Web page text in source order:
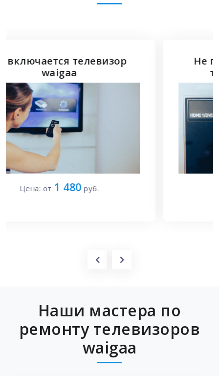
Не подключается HDMI к
телевизору waigaa
Цена: от
Наши мастера по
ремонту телевизоров
waigaa